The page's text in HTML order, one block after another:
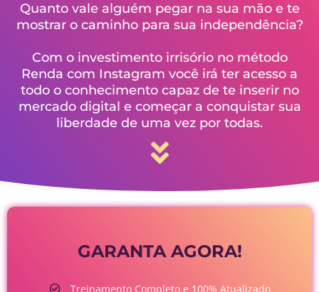
Quanto vale alguém pegar na sua mão e te
mostrar o caminho para sua independência?
Com o investimento irrisório no método
Renda com Instagram você irá ter acesso a
todo o conhecimento capaz de te inserir no
mercado digital e começar a conquistar sua
liberdade de uma vez por todas.
GARANTA AGORA!
Treinamento Completo e 100% Atualizado